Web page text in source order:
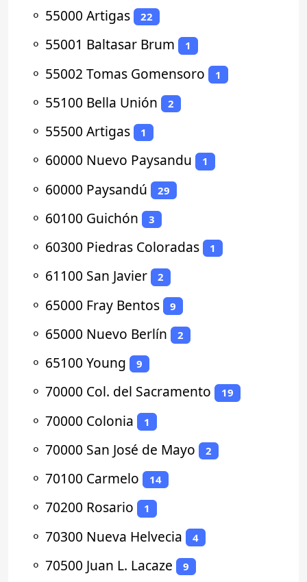
⚬ 55000 Artigas 22
⚬ 55001 Baltasar Brum 1
⚬ 55002 Tomas Gomensoro 1
⚬ 55100 Bella Unión 2
⚬ 55500 Artigas 1
⚬ 60000 Nuevo Paysandu 1
⚬ 60000 Paysandú 29
⚬ 60100 Guichón 3
⚬ 60300 Piedras Coloradas 1
⚬ 61100 San Javier 2
⚬ 65000 Fray Bentos 9
⚬ 65000 Nuevo Berlín 2
⚬ 65100 Young 9
⚬ 70000 Col. del Sacramento 19
⚬ 70000 Colonia 1
⚬ 70000 San José de Mayo 2
⚬ 70100 Carmelo 14
⚬ 70200 Rosario 1
⚬ 70300 Nueva Helvecia 4
⚬ 70500 Juan L. Lacaze 9